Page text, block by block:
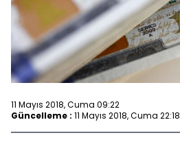
11 Mayıs 2018, Cuma 09:22
Güncelleme : 11 Mayıs 2018, Cuma 22:18